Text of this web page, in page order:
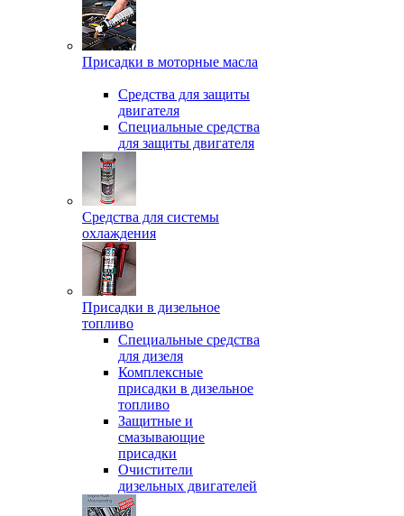
Присадки в моторные масла
Средства для защиты
двигателя
Специальныe средства
для защиты двигателя
Средства для системы
охлаждения
Присадки в дизельное
топливо
Спeциальные средства
для дизеля
Комплексные
присадки в дизельное
топливо
Защитные и
смазывающие
присадки
Очистители
дизельных двигателей